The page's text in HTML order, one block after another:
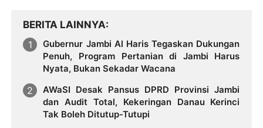
BERITA LAINNYA
Gubernur Jambi Al Haris Tegaskan Dukungan
Penuh, Program Pertanian di Jambi Harus
Nyata, Bukan Sekadar Wacana
AWaSI Desak Pansus DPRD Provinsi Jambi
dan Audit Total, Kekeringan Danau Kerinci
Tak Boleh Ditutup-Tutupi